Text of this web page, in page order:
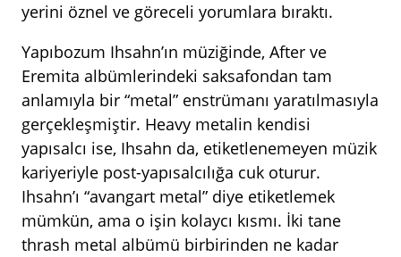
yerini öznel ve göreceli yorumlara bıraktı.
Yapıbozum Ihsahn’ın müziğinde, After ve
Eremita albümlerindeki saksafondan tam
anlamıyla bir “metal” enstrümanı yaratılmasıyla
gerçekleşmiştir. Heavy metalin kendisi
yapısalcı ise, Ihsahn da, etiketlenemeyen müzik
kariyeriyle post-yapısalcılığa cuk oturur.
Ihsahn’ı “avangart metal” diye etiketlemek
mümkün, ama o işin kolaycı kısmı. İki tane
thrash metal albümü birbirinden ne kadar